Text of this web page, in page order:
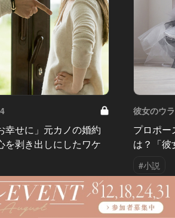
幸せに」元カノの婚約
を剥き出しにしたワケ
彼女のウ
プロポ
は？「
#小説